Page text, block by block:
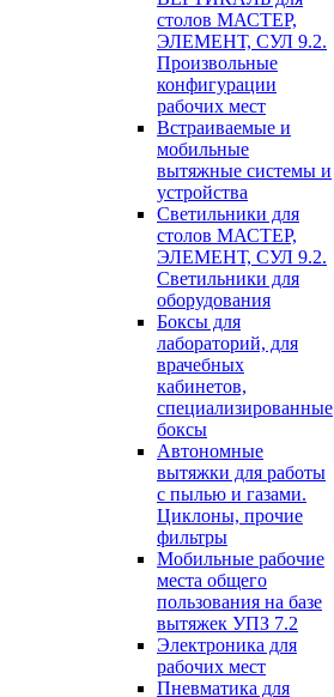
столов МАСТЕР,
ЭЛЕМЕНТ, СУЛ 9.2.
Произвольные
конфигурации
рабочих мест
Встраиваемые и
мобильные
вытяжные системы и
устройства
Светильники для
столов МАСТЕР,
ЭЛЕМЕНТ, СУЛ 9.2.
Светильники для
оборудования
Боксы для
лабораторий, для
врачебных
кабинетов,
специализированные
боксы
Автономные
вытяжки для работы
с пылью и газами.
Циклоны, прочие
фильтры
Мобильные рабочие
места общего
пользования на базе
вытяжек УПЗ 7.2
Электроника для
рабочих мест
Пневматика для